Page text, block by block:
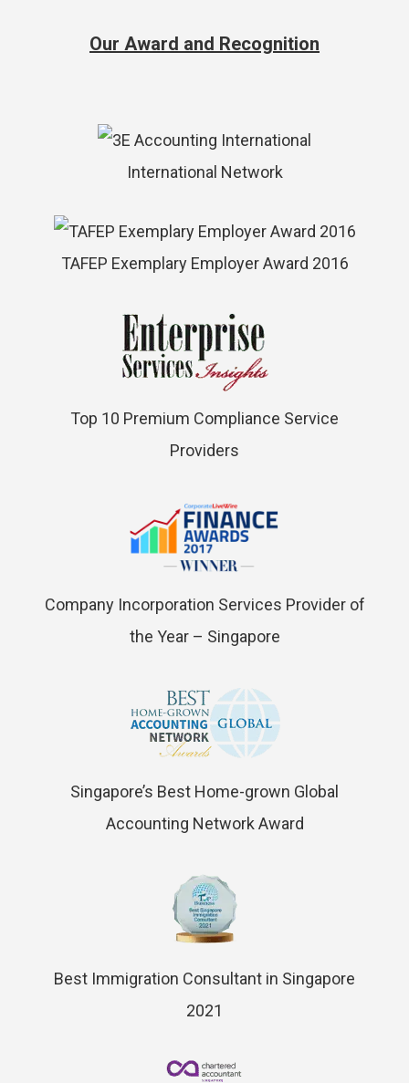
Our Award and Recognition
International Network
TAFEP Exemplary Employer Award 2016
Top 10 Premium Compliance Service
Providers
Company Incorporation Services Provider of
the Year – Singapore
Singapore’s Best Home-grown Global
Accounting Network Award
Best Immigration Consultant in Singapore
2021